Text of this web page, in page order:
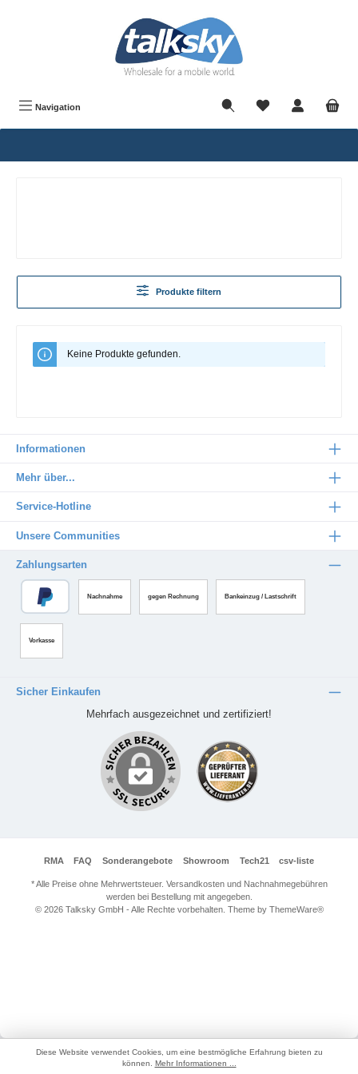
Navigation
Produkte filtern
Keine Produkte gefunden.
Informationen
Mehr über...
Service-Hotline
Unsere Communities
Zahlungsarten
Nachnahme gegen Rechnung Bankeinzug / Lastschrift
Vorkasse
Sicher Einkaufen
Mehrfach ausgezeichnet und zertifiziert!
RMA FAQ Sonderangebote Showroom Tech21 csv-liste
* Alle Preise ohne Mehrwertsteuer. Versandkosten und Nachnahmegebühren
werden bei Bestellung mit angegeben.
© 2026 Talksky GmbH - Alle Rechte vorbehalten. Theme by ThemeWare®
Diese Website verwendet Cookies, um eine bestmögliche Erfahrung bieten zu
können. Mehr Informationen ...